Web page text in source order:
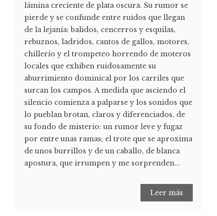
lámina creciente de plata oscura. Su rumor se
pierde y se confunde entre ruidos que llegan
de la lejanía: balidos, cencerros y esquilas,
rebuznos, ladridos, cantos de gallos, motores,
chillerío y el trompeteo horrendo de moteros
locales que exhiben ruidosamente su
aburrimiento dominical por los carriles que
surcan los campos. A medida que asciendo el
silencio comienza a palparse y los sonidos que
lo pueblan brotan, claros y diferenciados, de
su fondo de misterio: un rumor leve y fugaz
por entre unas ramas; el trote que se aproxima
de unos burrillos y de un caballo, de blanca
apostura, que irrumpen y me sorprenden...
Leer más